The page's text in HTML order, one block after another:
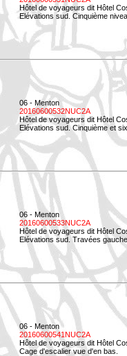
Hôtel de voyageurs dit Hôtel
Elévations sud. Cinquième
06 - Menton
20160600532NUC2A
Hôtel de voyageurs dit Hôtel
Elévations sud. Cinquième et
06 - Menton
20160600533NUC2A
Hôtel de voyageurs dit Hôtel
Elévations sud. Travées
06 - Menton
20160600541NUC2A
Hôtel de voyageurs dit Hôtel
Cage d'escalier vue d'en bas.